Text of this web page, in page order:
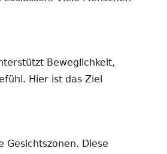
Beweglichkeit,
Hier ist das Ziel
Gesichtszonen. Diese